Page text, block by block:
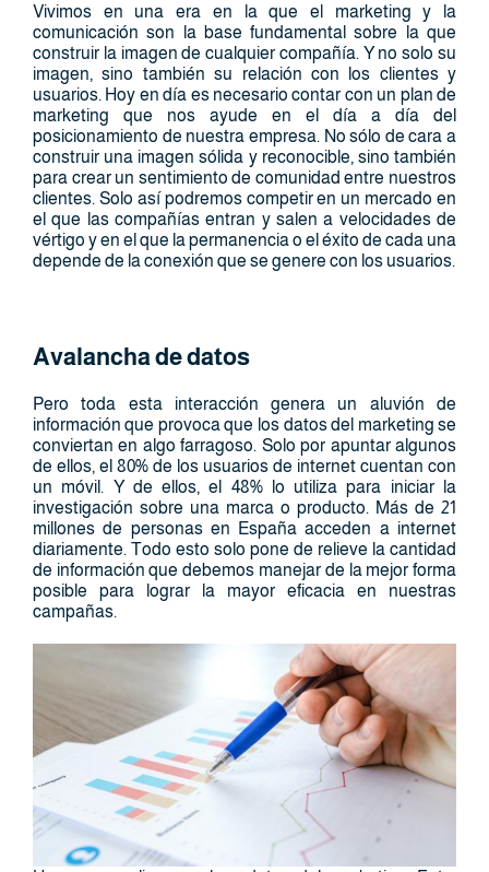
Vivimos en una era en la que el marketing y la
comunicación son la base fundamental sobre la que
construir la imagen de cualquier compañía. Y no solo su
imagen, sino también su relación con los clientes y
usuarios. Hoy en día es necesario contar con un plan de
marketing que nos ayude en el día a día del
posicionamiento de nuestra empresa. No sólo de cara a
construir una imagen sólida y reconocible, sino también
para crear un sentimiento de comunidad entre nuestros
clientes. Solo así podremos competir en un mercado en
el que las compañías entran y salen a velocidades de
vértigo y en el que la permanencia o el éxito de cada una
depende de la conexión que se genere con los usuarios.
Avalancha de datos
Pero toda esta interacción genera un aluvión de
información que provoca que los datos del marketing se
conviertan en algo farragoso. Solo por apuntar algunos
de ellos, el 80% de los usuarios de internet cuentan con
un móvil. Y de ellos, el 48% lo utiliza para iniciar la
investigación sobre una marca o producto. Más de 21
millones de personas en España acceden a internet
diariamente. Todo esto solo pone de relieve la cantidad
de información que debemos manejar de la mejor forma
posible para lograr la mayor eficacia en nuestras
campañas.